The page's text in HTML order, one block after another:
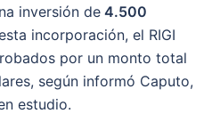
inversión de 4.500
incorporación, el RIGI
por un monto total
según informó Caputo,
estudio.